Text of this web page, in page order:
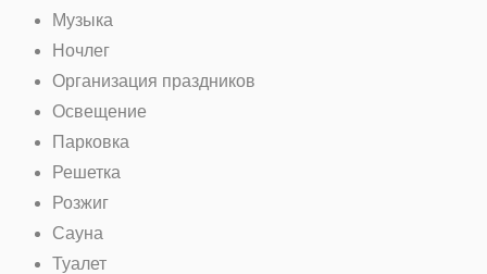
Музыка
Ночлег
Организация праздников
Освещение
Парковка
Решетка
Розжиг
Сауна
Туалет